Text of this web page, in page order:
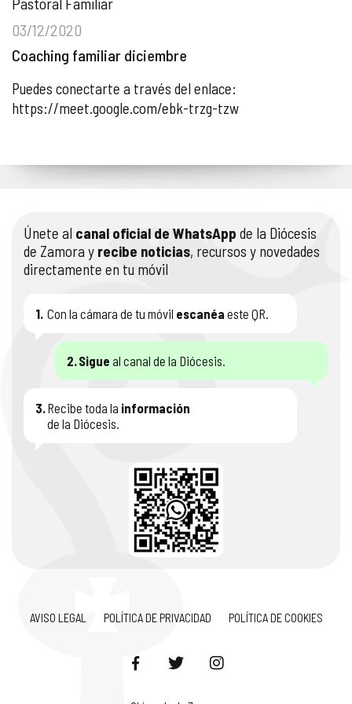
03/12/2020
Coaching familiar diciembre
Puedes conectarte a través del enlace:
https://meet.google.com/ebk-trzg-tzw
Únete al canal oficial de WhatsApp de la Diócesis
de Zamora y recibe noticias, recursos y novedades
directamente en tu móvil
1. Con la cámara de tu móvil escanéa este QR.
2.Sigue al canal de la Diócesis.
3.Recibe toda la información
de la Diócesis.
AVISO LEGAL POLÍTICA DE PRIVACIDAD POLÍTICA DE COOKIES